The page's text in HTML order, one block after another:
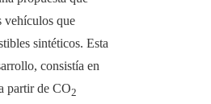
vehículos que
sintéticos. Esta
consistía en
partir de CO2